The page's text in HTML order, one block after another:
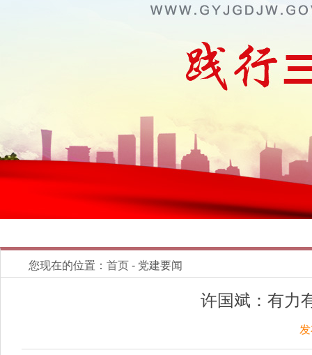
您现在的位置： 首页 - 党建要闻
许国斌：有力